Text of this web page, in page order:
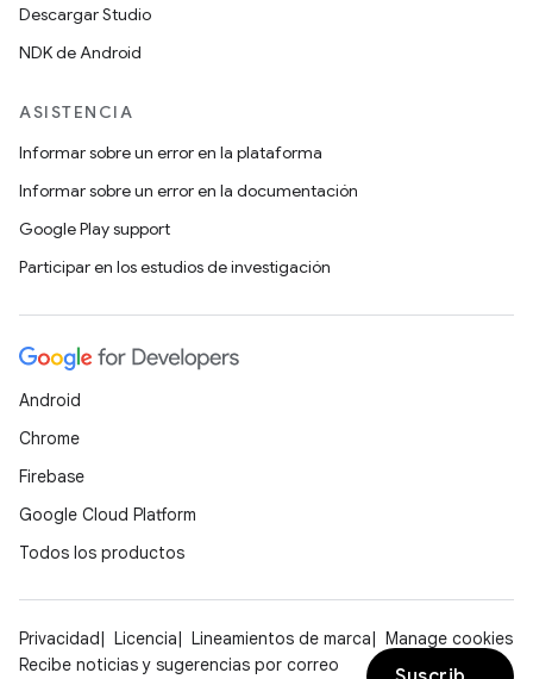
Descargar Studio
NDK de Android
ASISTENCIA
Informar sobre un error en la plataforma
Informar sobre un error en la documentación
Google Play support
Participar en los estudios de investigación
Android
Chrome
Firebase
Google Cloud Platform
Todos los productos
Privacidad Licencia Lineamientos de marca
Manage cookies
Recibe noticias y sugerencias por correo